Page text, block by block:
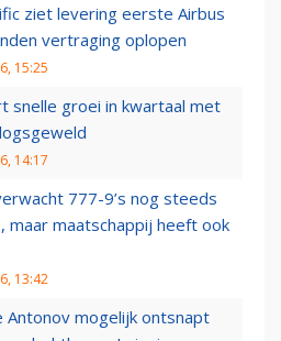
ziet levering eerste Airbus
vertraging oplopen
15:25
snelle groei in kwartaal met
14:17
777-9’s nog steeds
maar maatschappij heeft ook
13:42
Antonov mogelijk ontsnapt